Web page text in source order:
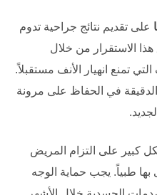
على تقديم نتائج جراحية تدوم
الاستقرار من خلال
تمنع انهيار الأنف مستقبلاً.
في الحفاظ على مرونة
كبير على التزام المريض
بها طبياً. يجب حماية الوجه